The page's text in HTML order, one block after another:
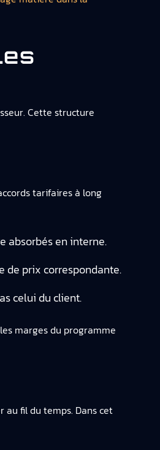
Cette structure
tarifaires à long
absorbés en interne.
de prix correspondante.
celui du client.
marges du programme
au fil du temps. Dans cet